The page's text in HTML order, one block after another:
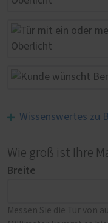
Wissenswertes zu
Wie groß ist Ihre
Breite
Messen Sie die Tür von